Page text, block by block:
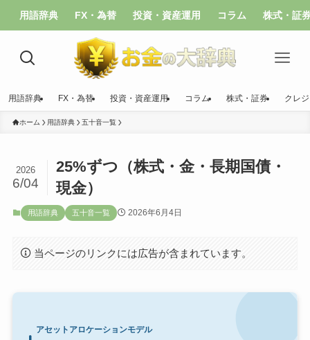
用語辞典 FX・為替 投資・資産運用 コラム 株式・証
用語辞典 FX・為替 投資・資産運用 コラム 株式・証券 クレ
ホーム 用語辞典 五十音一覧
25%ずつ（株式・金・長期国債・
現金）
2026
6/04
用語辞典 五十音一覧 2026年6月4日
当ページのリンクには広告が含まれています。